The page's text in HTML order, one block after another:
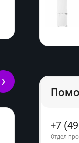
›
+7
Отдел